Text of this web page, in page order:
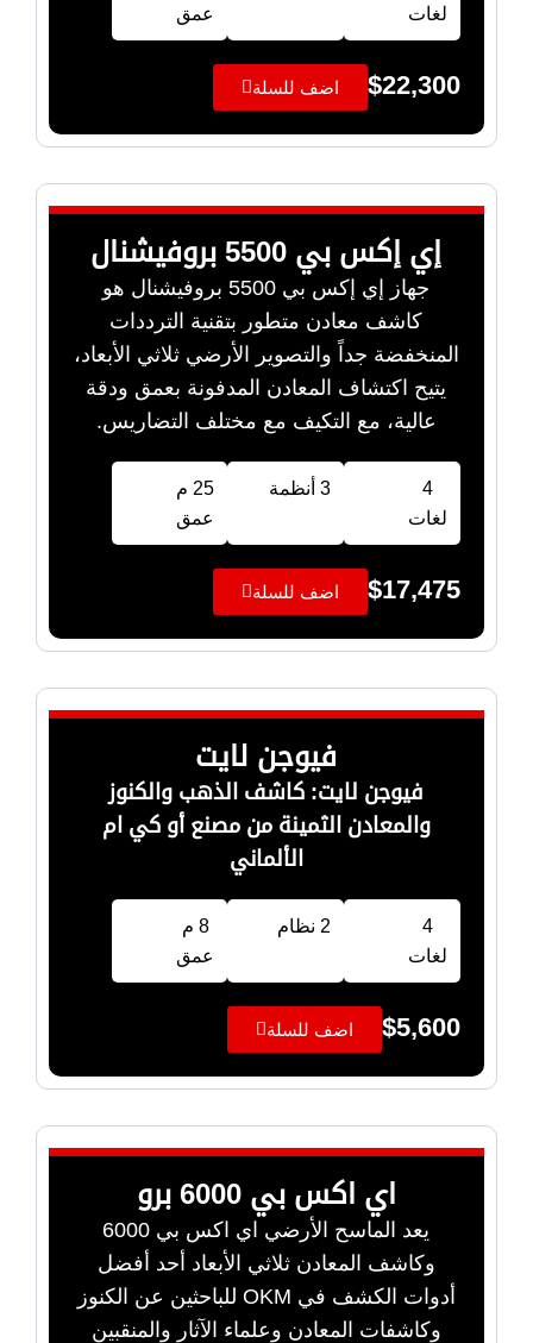
لغات
عمق
$22,300 اضف للسلة
إي إكس بي 5500 بروفيشنال
جهاز إي إكس بي 5500 بروفيشنال هو
كاشف معادن متطور بتقنية الترددات
المنخفضة جداً والتصوير الأرضي ثلاثي الأبعاد،
يتيح اكتشاف المعادن المدفونة بعمق ودقة
عالية، مع التكيف مع مختلف التضاريس.
4
لغات
3 أنظمة
25 م
عمق
$17,475 اضف للسلة
فيوجن لايت
فيوجن لايت: كاشف الذهب والكنوز
والمعادن الثمينة من مصنع أو كي ام
الألماني
4
لغات
2 نظام
8 م
عمق
$5,600 اضف للسلة
اي اكس بي 6000 برو
يعد الماسح الأرضي اي اكس بي 6000
وكاشف المعادن ثلاثي الأبعاد أحد أفضل
أدوات الكشف في OKM للباحثين عن الكنوز
وكاشفات المعادن وعلماء الآثار والمنقبين